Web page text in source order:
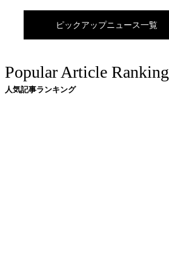
ピックアップニュース一覧
Popular Article Ranking
人気記事ランキング